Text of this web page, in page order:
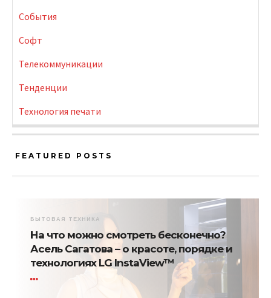
События
Софт
Телекоммуникации
Тенденции
Технология печати
FEATURED POSTS
БЫТОВАЯ ТЕХНИКА
На что можно смотреть бесконечно?
Асель Сагатова – о красоте, порядке и
технологиях LG InstaView™